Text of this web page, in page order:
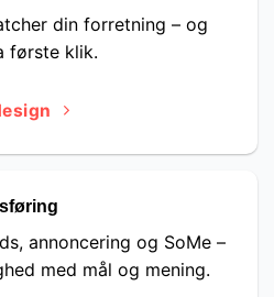
din forretning – og
første klik.
annoncering og SoMe –
med mål og mening.